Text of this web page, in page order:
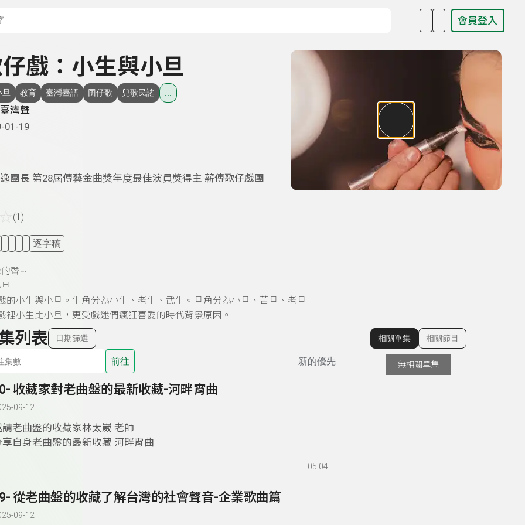
會員登入
戲：小生與小旦
教育 臺灣臺語 囝仔歌 兒歌民謠
灣聲
01-19
團長 第28屆傳藝金曲獎年度最佳演員獎得主 薪傳歌仔戲團
(1)
逐字稿
聲~
」
的小生與小旦。生角分為小生、老生、武生。旦角分為小旦、苦旦、老旦
裡小生比小旦，更受戲迷們瘋狂喜愛的時代背景原因。
列表 日期篩選
前往 新的優先
收藏家對老曲盤的最新收藏-河畔宵曲
09-12
請老曲盤的收藏家林太崴 老師
享自身老曲盤的最新收藏 河畔宵曲
05:04
從老曲盤的收藏了解台灣的社會聲音-企業歌曲篇
09-12
顯示相關單集
相關單集 相關節目
無相關單集